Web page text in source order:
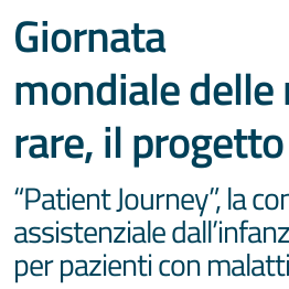
Giornata
mondiale
rare, il
“Patient Journey”, la
assistenziale
per pazienti con